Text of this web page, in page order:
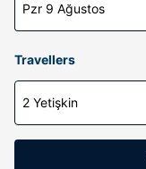
Pzr 9 Ağustos
Travellers
2 Yetişkin